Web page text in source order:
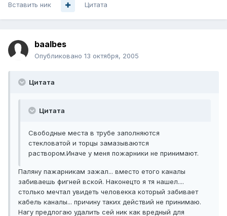
Вставить ник Цитата
baalbes
Опубликовано 13 октября, 2005
Цитата
Цитата
Свободные места в трубе заполняются
стекловатой и торцы замазываются
раствором.Иначе у меня пожарники не принимают.
Паляну пажарникам зажал... вместо етого каналы
забиваешь фигней вской. Наконецто я тя нашел....
столько мечтал увидеть человекка который забивает
кабель каналы... причину таких действий не принимаю.
Нагу предлогаю удалить сей ник как вредный для